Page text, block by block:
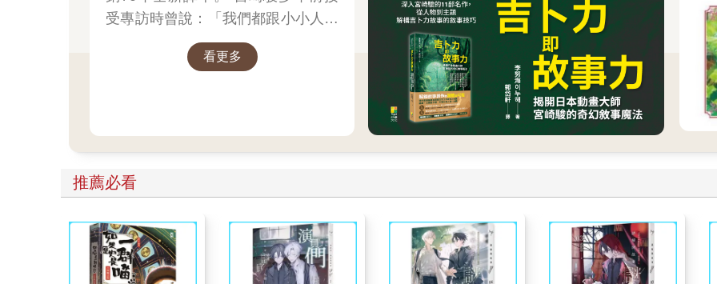
受專訪時曾說：「我們都跟小小人一
樣，過著不穩定的生活……我們是借
住在這個世界上。」
看更多
推薦必看